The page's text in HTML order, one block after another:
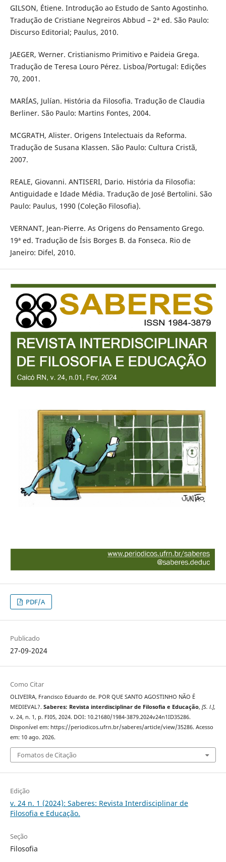
GILSON, Étiene. Introdução ao Estudo de Santo Agostinho.
Tradução de Cristiane Negreiros Abbud – 2ª ed. São Paulo:
Discurso Editorial; Paulus, 2010.
JAEGER, Werner. Cristianismo Primitivo e Paideia Grega.
Tradução de Teresa Louro Pérez. Lisboa/Portugal: Edições
70, 2001.
MARÍAS, Julían. História da Filosofia. Tradução de Claudia
Berliner. São Paulo: Martins Fontes, 2004.
MCGRATH, Alister. Origens Intelectuais da Reforma.
Tradução de Susana Klassen. São Paulo: Cultura Cristã,
2007.
REALE, Giovanni. ANTISERI, Dario. História da Filosofia:
Antiguidade e Idade Média. Tradução de José Bertolini. São
Paulo: Paulus, 1990 (Coleção Filosofia).
VERNANT, Jean-Pierre. As Origens do Pensamento Grego.
19ª ed. Tradução de Ísis Borges B. da Fonseca. Rio de
Janeiro: Difel, 2010.
PDF/A
Publicado
27-09-2024
Como Citar
OLIVEIRA, Francisco Eduardo de. POR QUE SANTO AGOSTINHO NÃO É
MEDIEVAL?. Saberes: Revista interdisciplinar de Filosofia e Educação, [S. l.],
v. 24, n. 1, p. FI05, 2024. DOI: 10.21680/1984-3879.2024v24n1ID35286.
Disponível em: https://periodicos.ufrn.br/saberes/article/view/35286. Acesso
em: 10 ago. 2026.
Fomatos de Citação
Edição
v. 24 n. 1 (2024): Saberes: Revista Interdisciplinar de
Filosofia e Educação.
Seção
Filosofia